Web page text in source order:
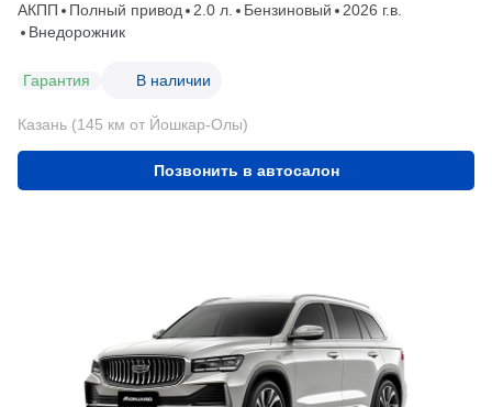
АКПП Полный привод 2.0 л. Бензиновый
2026 г.в.
Внедорожник
Гарантия В наличии
Казань (145 км от Йошкар-Олы)
Позвонить в автосалон